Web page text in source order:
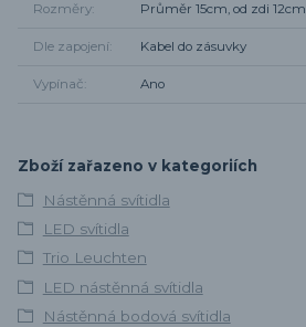
Rozměry Průměr 15cm, od zdi 12cm
Dle zapojení Kabel do zásuvky
Vypínač Ano
Zboží zařazeno v kategoriích
Nástěnná svítidla
LED svítidla
Trio Leuchten
LED nástěnná svítidla
Nástěnná bodová svítidla